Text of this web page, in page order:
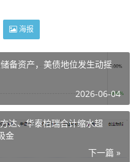
海报
备资产，美债地位发生动摇
2026-06-04
达、华泰柏瑞合计缩水超
金
下一篇 »